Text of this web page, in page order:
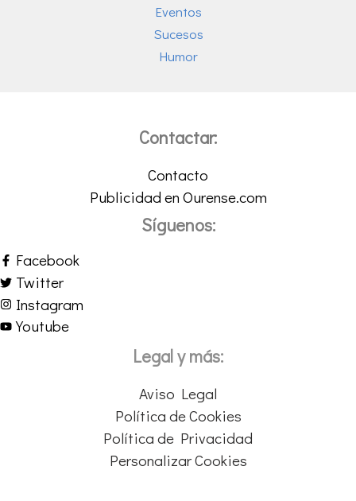
Eventos
Sucesos
Humor
Contactar:
Contacto
Publicidad en Ourense.com
Síguenos:
Facebook
Twitter
Instagram
Youtube
Legal y más:
Aviso Legal
Política de Cookies
Política de Privacidad
Personalizar Cookies